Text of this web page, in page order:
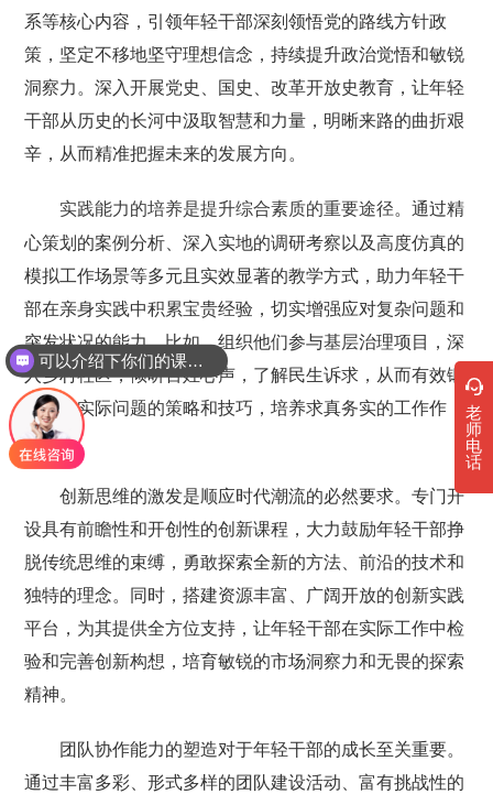
系等核心内容，引领年轻干部深刻领悟党的路线方针政
策，坚定不移地坚守理想信念，持续提升政治觉悟和敏锐
洞察力。深入开展党史、国史、改革开放史教育，让年轻
干部从历史的长河中汲取智慧和力量，明晰来路的曲折艰
辛，从而精准把握未来的发展方向。
实践能力的培养是提升综合素质的重要途径。通过精
心策划的案例分析、深入实地的调研考察以及高度仿真的
模拟工作场景等多元且实效显著的教学方式，助力年轻干
部在亲身实践中积累宝贵经验，切实增强应对复杂问题和
突发状况的能力。比如，组织他们参与基层治理项目，深
入乡村社区，倾听百姓心声，了解民生诉求，从而有效锻
炼解决实际问题的策略和技巧，培养求真务实的工作作
风。
创新思维的激发是顺应时代潮流的必然要求。专门开
设具有前瞻性和开创性的创新课程，大力鼓励年轻干部挣
脱传统思维的束缚，勇敢探索全新的方法、前沿的技术和
独特的理念。同时，搭建资源丰富、广阔开放的创新实践
平台，为其提供全方位支持，让年轻干部在实际工作中检
验和完善创新构想，培育敏锐的市场洞察力和无畏的探索
精神。
团队协作能力的塑造对于年轻干部的成长至关重要。
通过丰富多彩、形式多样的团队建设活动、富有挑战性的
老
师
电
话
可以介绍下你们的课程吗？